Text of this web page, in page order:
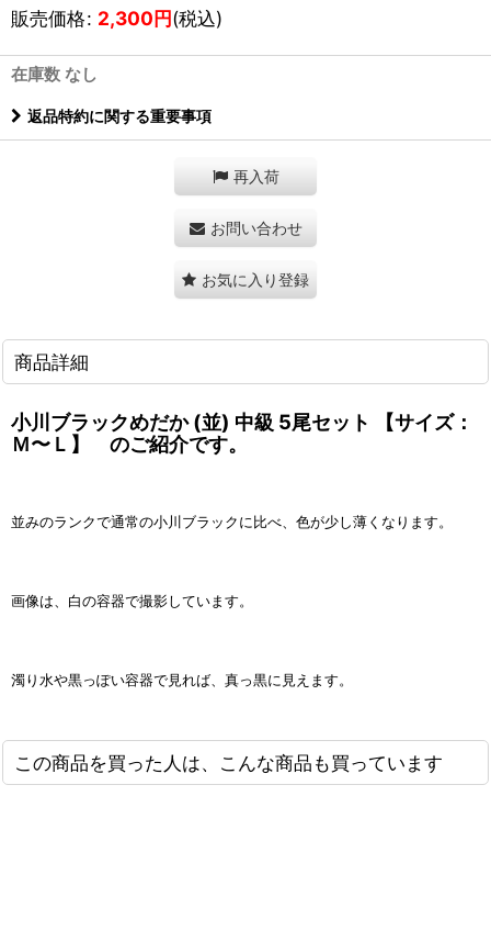
販売価格: 2,300円(税込)
在庫数 なし
返品特約に関する重要事項
再入荷
お問い合わせ
お気に入り登録
商品詳細
小川ブラックめだか (並) 中級 5尾セット 【サイズ：
Ｍ〜Ｌ】 のご紹介です。
並みのランクで通常の小川ブラックに比べ、色が少し薄くなります。
画像は、白の容器で撮影しています。
濁り水や黒っぽい容器で見れば、真っ黒に見えます。
この商品を買った人は、こんな商品も買っています